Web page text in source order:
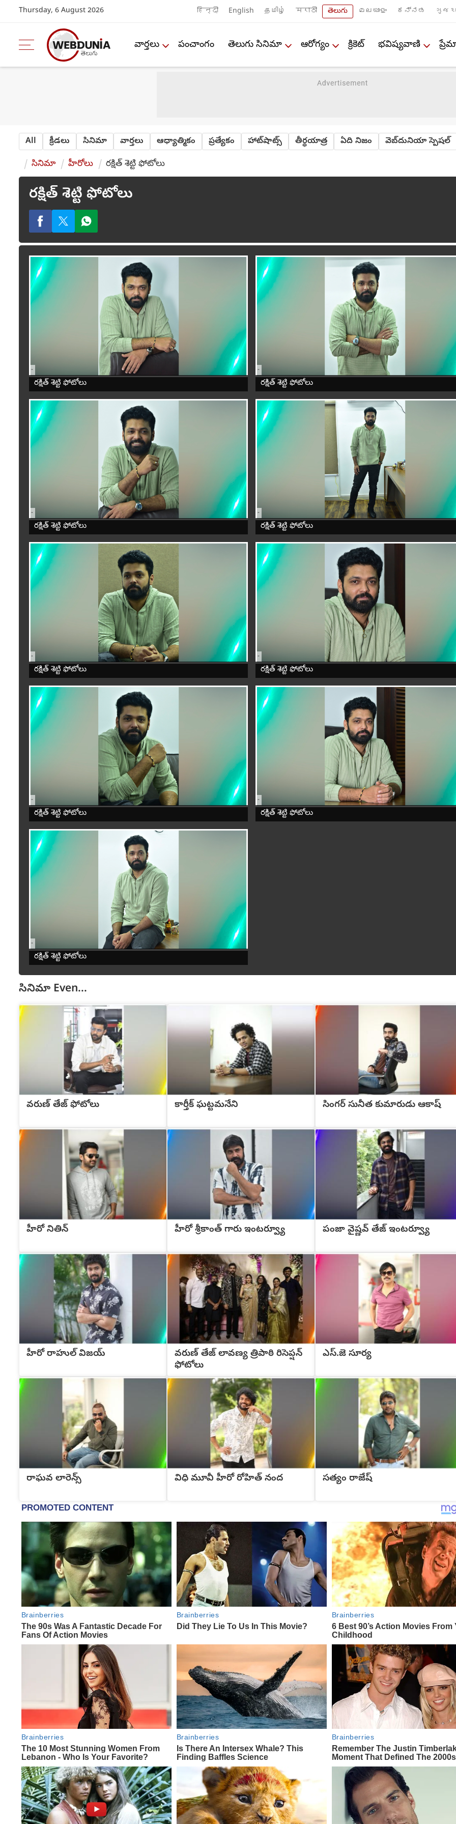
Thursday, 6 August 2026 हिन्दी English தமிழ் मराठी తెలుగు മലയാളം ಕನ್ನಡ
వార్తలు పంచాంగం తెలుగు సినిమా ఆరోగ్యం క్రికెట్ భవిష్యవాణి
All క్రీడలు సినిమా వార్తలు ఆధ్యాత్మికం ప్రత్యేకం హాట్‌షాట్స్ తీర్థయాత్ర ఏది నిజం వెబ్‌దునియా స్పెషల్
సినిమా హీరోలు రక్షిత్ శెట్టి ఫోటోలు
రక్షిత్ శెట్టి ఫోటోలు
-
రక్షిత్ శెట్టి ఫోటోలు
-
రక్షిత్ శెట్టి ఫోటోలు
-
రక్షిత్ శెట్టి ఫోటోలు
-
రక్షిత్ శెట్టి ఫోటోలు
-
రక్షిత్ శెట్టి ఫోటోలు
-
రక్షిత్ శెట్టి ఫోటోలు
-
రక్షిత్ శెట్టి ఫోటోలు
-
రక్షిత్ శెట్టి ఫోటోలు
-
రక్షిత్ శెట్టి ఫోటోలు
సినిమా Even...
వరుణ్ తేజ్ ఫోటోలు కార్తీక్ ఘట్టమనేని సింగర్ సునీత కుమారుడు ఆకాష్
హీరో నితిన్ హీరో శ్రీకాంత్ గారు ఇంటర్వ్యూ పంజా వైష్ణవ్ తేజ్ ఇంటర్వ్యూ
హీరో రాహుల్ విజయ్
వరుణ్ తేజ్ లావణ్య త్రిపాఠి రిసెప్షన్
ఫోటోలు
ఎస్.జె సూర్య
రాఘవ లారెన్స్ విధి మూవీ హీరో రోహిత్ నంద సత్యం రాజేష్